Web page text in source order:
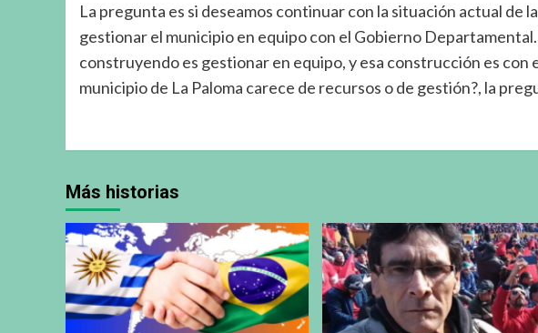
La pregunta es si deseamos continuar con la situación actual de
gestionar el municipio en equipo con el Gobierno
construyendo es gestionar en equipo, y esa construcción es con
municipio de La Paloma carece de recursos o de gestión?, la
Más historias